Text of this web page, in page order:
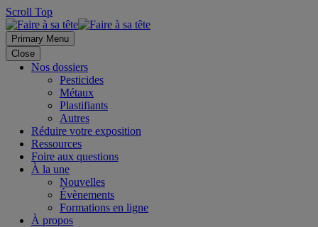
Scroll Top
Primary Menu
Close
Nos dossiers
Pesticides
Métaux
Plastifiants
Autres
Réduire votre exposition
Ressources
Foire aux questions
À la une
Nouvelles
Évènements
Formations en ligne
À propos